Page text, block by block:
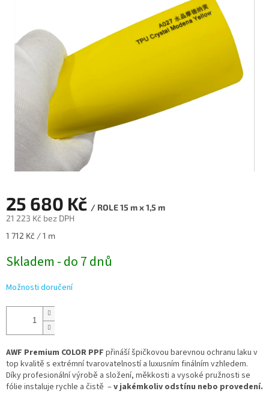
25 680 Kč / ROLE 15 m x 1,5 m
21 223 Kč bez DPH
Měrná
1 712 Kč / 1 m
Skladem - do 7 dnů
Možnosti doručení
AWF Premium COLOR PPF přináší špičkovou barevnou ochranu laku v
top kvalitě s extrémní tvarovatelností a luxusním finálním vzhledem.
Díky profesionální výrobě a složení, měkkosti a vysoké pružnosti se
fólie instaluje rychle a čistě –v jakémkoliv odstínu nebo provedení.